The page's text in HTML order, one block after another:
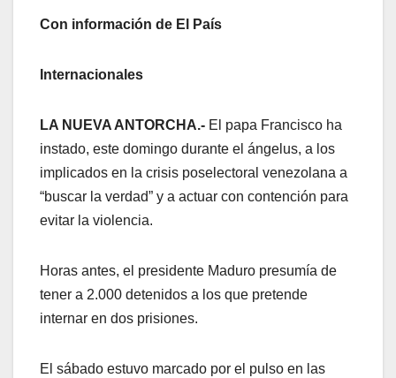
Con información de El País
Internacionales
LA NUEVA ANTORCHA.- El papa Francisco ha
instado, este domingo durante el ángelus, a los
implicados en la crisis poselectoral venezolana a
“buscar la verdad” y a actuar con contención para
evitar la violencia.
Horas antes, el presidente Maduro presumía de
tener a 2.000 detenidos a los que pretende
internar en dos prisiones.
El sábado estuvo marcado por el pulso en las